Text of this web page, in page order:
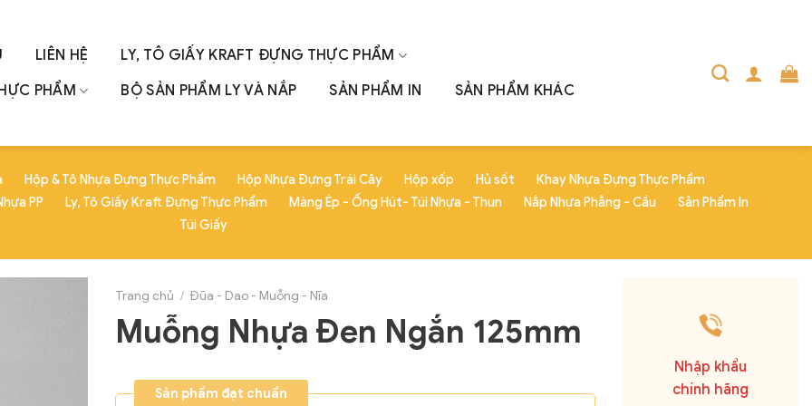
LIÊN HỆ
LY, TÔ GIẤY KRAFT ĐỰNG THỰC PHẨM
PHẨM
BỘ SẢN PHẨM LY VÀ NẮP SẢN PHẨM IN SẢN PHẨM KHÁC
Hộp & Tô Nhựa Đựng Thực Phẩm Hộp Nhựa Đựng Trái Cây Hộp xốp Hủ sốt
Khay Nhựa Đựng Thực Phẩm
PP Ly, Tô Giấy Kraft Đựng Thực Phẩm Màng Ép - Ống Hút- Túi Nhựa - Thun Nắp Nhựa Phẳng - Cầu
Sản Phẩm In
Túi Giấy
Trang chủ / Đũa - Dao - Muỗng - Nĩa
Muỗng Nhựa Đen Ngắn 125mm
Sản phẩm đạt chuẩn
Nhập khẩu
chính hãng